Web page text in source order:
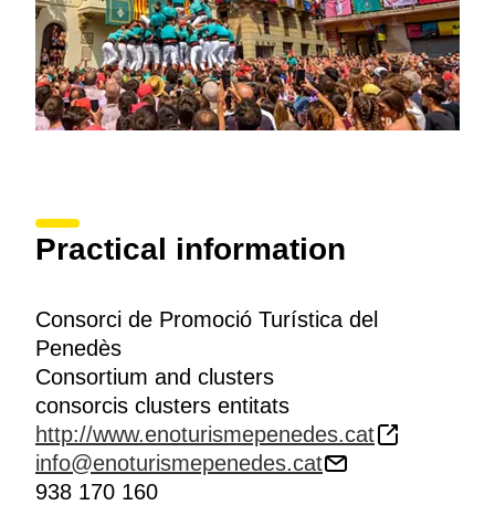
- Rutas modernistas
- Ruta delXató
- Ruta de los castillos de marca
- Vía Augusta Penedès
- Camino del Río
Practical information
Consorci de Promoció Turística del
Penedès
Consortium and clusters
consorcis clusters entitats
http://www.enoturismepenedes.cat
info@enoturismepenedes.cat
938 170 160